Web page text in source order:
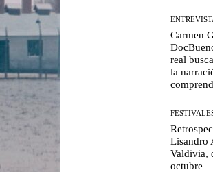
Carmen
real
la
Lisandro
Valdivia,
octubre